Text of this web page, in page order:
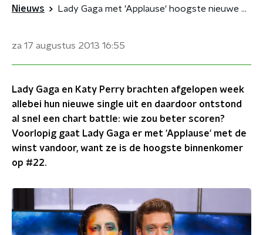
Nieuws Lady Gaga met 'Applause' hoogste nieuwe op #22
za 17 augustus 2013 16:55
Lady Gaga en Katy Perry brachten afgelopen week
allebei hun nieuwe single uit en daardoor ontstond
al snel een chart battle: wie zou beter scoren?
Voorlopig gaat Lady Gaga er met 'Applause' met de
winst vandoor, want ze is de hoogste binnenkomer
op #22.